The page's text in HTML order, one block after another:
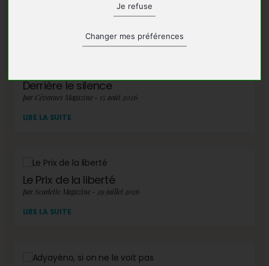
Je refuse
Changer mes préférences
A lire également
Derrière le silence
par Cévennes Magazine - 15 août 2026
LIRE LA SUITE
Le Prix de la liberté
par Scarlette Magazine - 29 juillet 2026
LIRE LA SUITE